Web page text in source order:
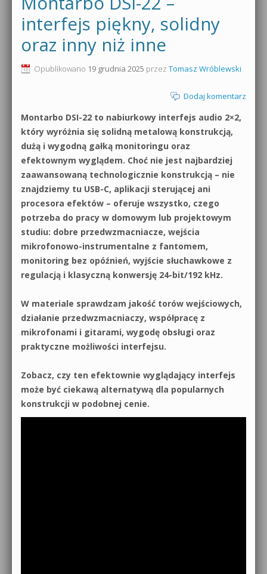
Produkcja muzyczna od podstaw
Sylenth1 od podstaw
Kontakt 5 Kompendium
Pakiety
0dB.pl - informacje
Newsletter
Materiały dla mediów
Regulamin
Działanie sklepu internetowego
Wyszukiwanie
interfejs piękny, solidny
oraz inny niż inne
Opublikowano 19 grudnia 2025 przez Tomasz Wróblewski
Dodaj komentarz
Montarbo DSI-22 to nabiurkowy interfejs audio 2×2,
który wyróżnia się solidną metalową konstrukcją,
dużą i wygodną gałką monitoringu oraz
efektownym wyglądem. Choć nie jest najbardziej
zaawansowaną technologicznie konstrukcją – nie
znajdziemy tu USB-C, aplikacji sterującej ani
procesora efektów – oferuje wszystko, czego
potrzeba do pracy w domowym lub projektowym
studiu: dobre przedwzmacniacze, wejścia
mikrofonowo-instrumentalne z fantomem,
monitoring bez opóźnień, wyjście słuchawkowe z
regulacją i klasyczną konwersję 24-bit/192 kHz.
W materiale sprawdzam jakość torów wejściowych,
działanie przedwzmacniaczy, współpracę z
mikrofonami i gitarami, wygodę obsługi oraz
praktyczne możliwości interfejsu.
Zobacz, czy ten efektownie wyglądający interfejs
może być ciekawą alternatywą dla popularnych
konstrukcji w podobnej cenie.